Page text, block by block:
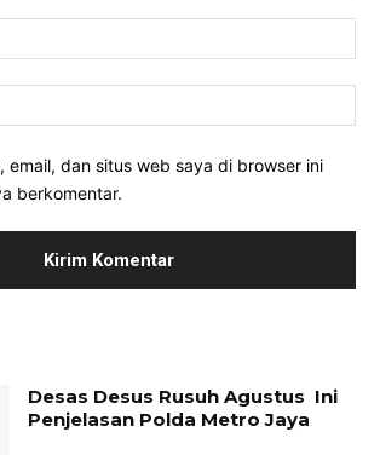
email, dan situs web saya di browser ini
berkomentar.
Desas Desus Rusuh Agustus Ini
Penjelasan Polda Metro Jaya